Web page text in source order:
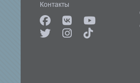
Контакты